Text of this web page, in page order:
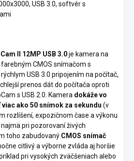
USB 3.0, softvér s
II 12MP USB 3.0je kamera na
CMOS snímačom s
USB 3.0 pripojením na počítač,
prenos dát do počítača oproti
s USB 2.0. Kamera dokáže vo
ako 50 snímok za sekundu (v
rozlíšení, expozičnom čase a výkonu
pri pozorovaní živých
toho zabudovaný CMOS snímač
citlivý a výborne zvláda aj horšie
pri vysokých zväčšeniach alebo